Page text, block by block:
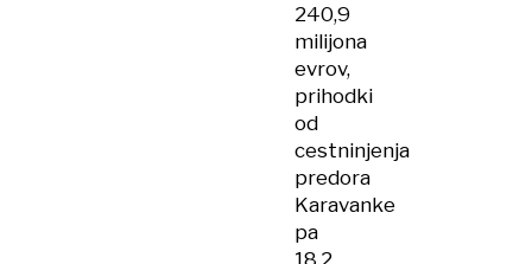
240,9
milijona
evrov,
prihodki
od
cestninjenja
predora
Karavanke
pa
18,2